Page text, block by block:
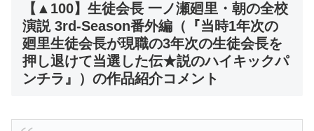
【▲100】生徒会長 一ノ瀬廻里・朝の全校
演説 3rd-Season番外編（『当時1年次の
廻里生徒会長が現職の3年次の生徒会長を
押し退けて当選した伝★説のハイキックパ
ンチラ』）の作品紹介コメント